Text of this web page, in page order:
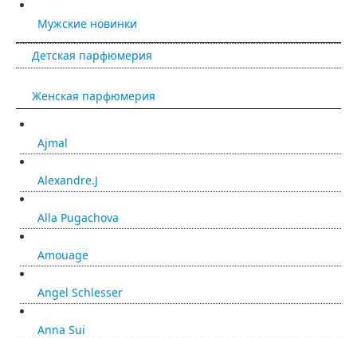
Мужские новинки
Детская парфюмерия
Женская парфюмерия
Ajmal
Alexandre.J
Alla Pugachova
Amouage
Angel Schlesser
Anna Sui